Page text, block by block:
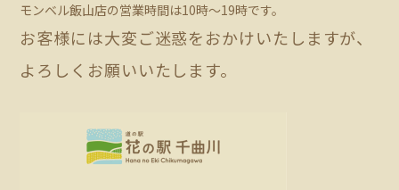
モンベル飯山店の営業時間は10時～19時です。
お客様には大変ご迷惑をおかけいたしますが、
よろしくお願いいたします。